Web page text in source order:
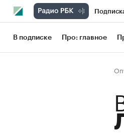
Школа
Рынок
В подписке Про: главное